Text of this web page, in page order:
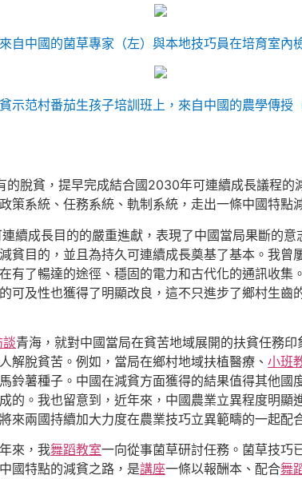
自中國的菌草專家（左）與本地技巧員在培育室內
示范村番茄生孩子培訓班上，來自中國的農學傳
脫貧，提早完成結合國2030年可連續成長議程
策系統、任務系統、軌制系統，走出一條中國特點
續成長目的的嚴重進獻，表現了中國當局果斷的
貧目的，並且為持久可連續成長奠基了基本。我
有了暢達的途徑、穩固的電力和古代化的通訊收
可及性也獲得了明顯改良，這不只進步了鄉村生
談青海，就對中國當局在貧苦地域展開的扶貧任務印
解脫貧苦。例如，當局在鄉村地域扶植醫療、 小班
鈴薯種子。中國在減貧方面獲得的結果值得其他
的。我也留意到，近年來，中國農業立異程度明
來兩國持續加大力度在農業技巧立異範疇的一起配
來，我舞蹈教室一向從事菌草研討任務。菌草技巧
國特點的減貧之路，是講座一條以報酬本、配合舞